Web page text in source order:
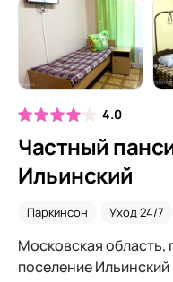
4.0
Частный
Ильинский
Паркинсон Уход 24/7
Московская область,
поселение Ильинский